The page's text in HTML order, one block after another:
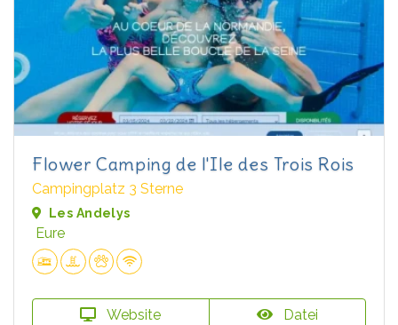
Flower Camping de l'Ile des Trois Rois
Campingplatz 3 Sterne
Les Andelys
Eure
Website Datei